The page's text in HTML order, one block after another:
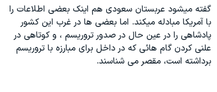
تریبونال مردمی آبان ۹۸
دادگاه حمید نوری
چهل سال گروگان‌گیری
قانون شفافیت دارائی کادر رهبری ایران
گفته ميشود عربستان سعودی هم اينک بعضی اطلاعات را
با آمريکا مبادله ميکند. اما بعضی ها در غرب اين کشور
پادشاهی را در عين حال در صدور تروريسم ، و کوتاهی در
علنی کردن گام هائی که در داخل برای مبارزه با تروريسم
برداشته است، مقصر می شناسند.